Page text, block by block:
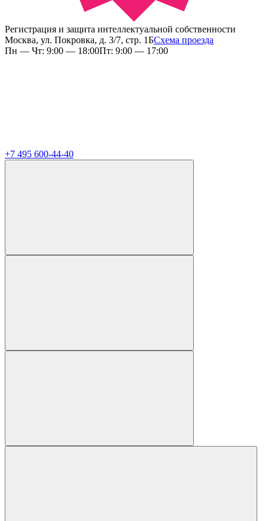
Регистрация и защита интеллектуальной собственности
Москва, ул. Покровка, д. 3/7, стр. 1БСхема проезда
Пн — Чт: 9:00 — 18:00Пт: 9:00 — 17:00
+7 495 600-44-40